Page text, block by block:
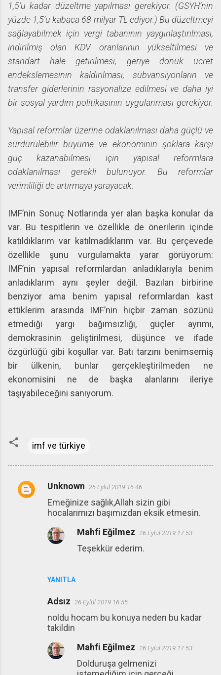
1,5’u kadar düzeltme yapılması gerekiyor. (GSYH’nin
yüzde 1,5’u kabaca 68 milyar TL ediyor.) Bu düzeltmeyi
sağlayabilmek için vergi tabanının yaygınlaştırılması,
indirilmiş olan KDV oranlarının yükseltilmesi ve
standart hale getirilmesi, geriye dönük ücret
endekslemesinin kaldırılması, sübvansiyonların ve
transfer giderlerinin rasyonalize edilmesi ve daha iyi
bir sosyal yardım politikasının uygulanması gerekiyor.
Yapısal reformlar üzerine odaklanılması daha güçlü ve
sürdürülebilir büyüme ve ekonominin şoklara karşı
güç kazanabilmesi için yapısal reformlara
odaklanılması gerekli bulunuyor. Bu reformlar
verimliliği de artırmaya yarayacak.
IMF’nin Sonuç Notlarında yer alan başka konular da
var. Bu tespitlerin ve özellikle de önerilerin içinde
katıldıklarım var katılmadıklarım var. Bu çerçevede
özellikle şunu vurgulamakta yarar görüyorum:
IMF’nin yapısal reformlardan anladıklarıyla benim
anladıklarım aynı şeyler değil. Bazıları birbirine
benziyor ama benim yapısal reformlardan kast
ettiklerim arasında IMF’nin hiçbir zaman sözünü
etmediği yargı bağımsızlığı, güçler ayrımı,
demokrasinin geliştirilmesi, düşünce ve ifade
özgürlüğü gibi koşullar var. Batı tarzını benimsemiş
bir ülkenin, bunlar gerçekleştirilmeden ne
ekonomisini ne de başka alanlarını ileriye
taşıyabileceğini sanıyorum.
imf ve türkiye
Y
Unknown 26 Eylül 2019 16:46
Emeğinize sağlık,Allah sizin gibi
hocalarımızı başımızdan eksik etmesin.
YANITLA
Mahfi Eğilmez 26 Eylül 2019 17:53
Teşekkür ederim.
Adsız 26 Eylül 2019 16:55
noldu hocam bu konuya neden bu kadar
takildin
Mahfi Eğilmez 26 Eylül 2019 17:53
Dolduruşa gelmenizi